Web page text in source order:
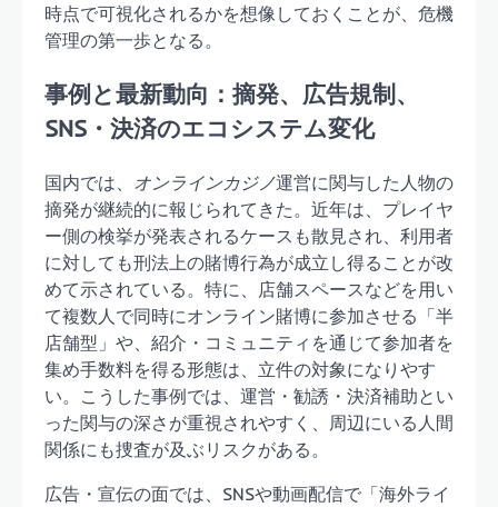
時点で可視化されるかを想像しておくことが、危機
管理の第一歩となる。
事例と最新動向：摘発、広告規制、
SNS・決済のエコシステム変化
国内では、 オンラインカジノ運営に関与した人物の
摘発が継続的に報じられてきた。近年は、プレイヤ
ー側の検挙が発表されるケースも散見され、利用者
に対しても刑法上の賭博行為が成立し得ることが改
めて示されている。特に、店舗スペースなどを用い
て複数人で同時にオンライン賭博に参加させる「半
店舗型」や、紹介・コミュニティを通じて参加者を
集め手数料を得る形態は、立件の対象になりやす
い。こうした事例では、運営・勧誘・決済補助とい
った関与の深さが重視されやすく、周辺にいる人間
関係にも捜査が及ぶリスクがある。
広告・宣伝の面では、SNSや動画配信で「海外ライ